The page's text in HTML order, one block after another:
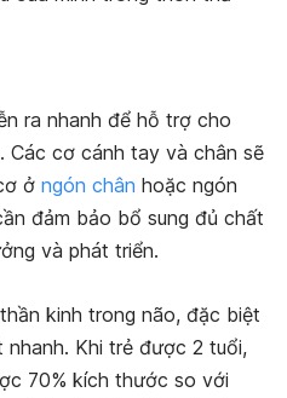
ra nhanh để hỗ trợ cho
Các cơ cánh tay và chân sẽ
ở ngón chân hoặc ngón
đảm bảo bổ sung đủ chất
và phát triển.
kinh trong não, đặc biệt
Khi trẻ được 2 tuổi,
70% kích thước so với